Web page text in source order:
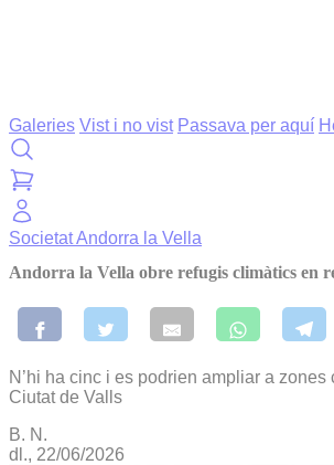
Galeries Vist i no vist Passava per aquí
SocietatAndorra la Vella
Andorra la Vella obre refugis climàtics en
N’hi ha cinc i es podrien ampliar a
Ciutat de Valls
B. N.
dl., 22/06/2026